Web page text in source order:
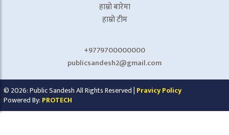
हाम्रो बारेमा
हाम्रो टीम
+9779700000000
publicsandesh2@gmail.com
© 2026: Public Sandesh All Rights Reserved | Pravicy Policy
Powered By: PROTECH